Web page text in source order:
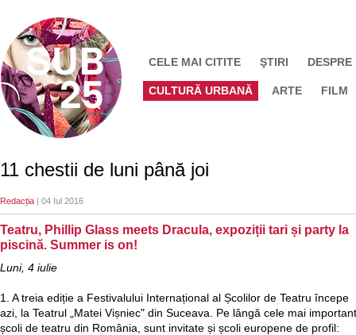
CELE MAI CITITE ŞTIRI DESPRE
CULTURĂ URBANĂ ARTE FILM
11 chestii de luni până joi
Redacția | 04 Iul 2016
Teatru, Phillip Glass meets Dracula, expoziții tari și party la
piscină. Summer is on!
Luni, 4 iulie
1. A treia ediție a Festivalului Internațional al Școlilor de Teatru începe
azi, la Teatrul „Matei Vișniec" din Suceava. Pe lângă cele mai
școli de teatru din România, sunt invitate și școli europene de profil: